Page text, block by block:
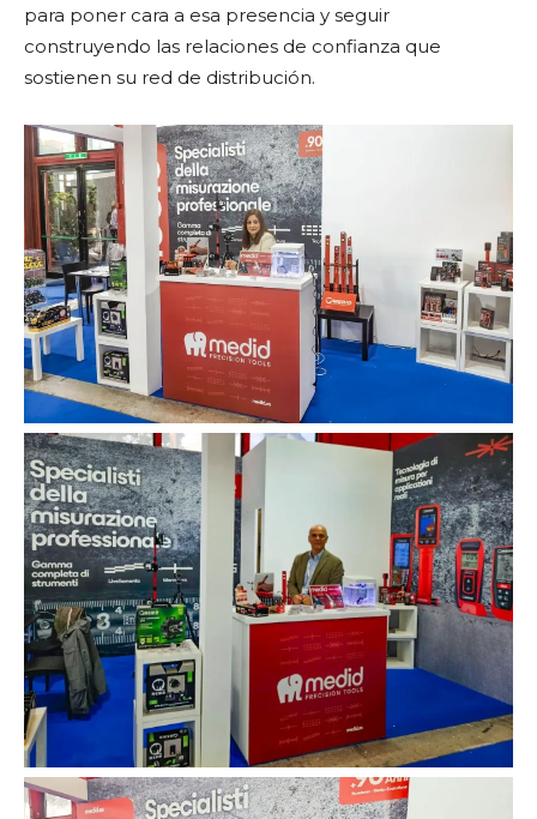
para poner cara a esa presencia y seguir
construyendo las relaciones de confianza que
sostienen su red de distribución.